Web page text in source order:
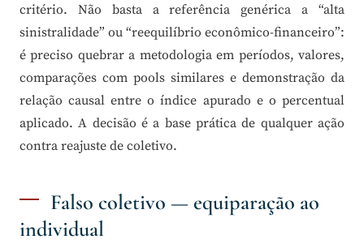
critério. Não basta a referência genérica a “alta
sinistralidade” ou “reequilíbrio econômico-financeiro”:
é preciso quebrar a metodologia em períodos, valores,
comparações com pools similares e demonstração da
relação causal entre o índice apurado e o percentual
aplicado. A decisão é a base prática de qualquer ação
contra reajuste de coletivo.
Falso coletivo — equiparação ao
individual